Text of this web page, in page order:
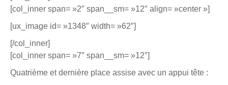
[col_inner span= »2″ span__sm= »12″ align= »center »]
[ux_image id= »1348″ width= »62″]
[/col_inner]
[col_inner span= »7″ span__sm= »12″]
Quatrième et dernière place assise avec un appui tête :